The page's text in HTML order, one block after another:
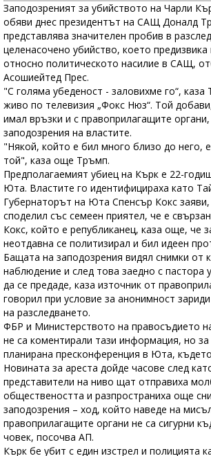
Заподозреният за убийството на Чарли
обяви днес президентът на САЩ Доналд
представлява значителен пробив в
целенасочено убийство, което предизвика
относно политическото насилие в САЩ,
Асошиейтед Прес.
"С голяма убеденост - заловихме го“,
живо по телевизия „Фокс Нюз“. Той
имал връзки и с правоприлагащите
заподозрения на властите.
"Някой, който е бил много близо до него,
той", каза още Тръмп.
Предполагаемият убиец на Кърк е 22-
Юта. Властите го идентифицираха като
Губернаторът на Юта Спенсър Кокс
споделил със семеен приятел, че е
Кокс, който е републиканец, каза още, че
неотдавна се политизирал и бил идеен
Бащата на заподозрения видял снимки от
наблюдение и след това заедно с пастора
да се предаде, каза източник от
говорил при условие за анонимност
на разследването.
ФБР и Министерството на правосъдието
не са коментирали тази информация, но
планирана пресконференция в Юта,
Новината за ареста дойде часове след
представители на ниво щат отправиха
обществеността и разпространиха още
заподозрения – ход, който наведе на
правоприлагащите органи не са сигурни
човек, посочва АП.
Кърк бе убит с един изстрел и полицията